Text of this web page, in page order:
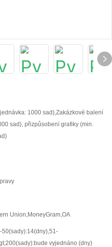
1000 sad),Zakázkové balení
sad), přizpůsobení grafiky (min.
Union,MoneyGram,OA
50(sady):14(dny),51-
vyjednáno (dny)